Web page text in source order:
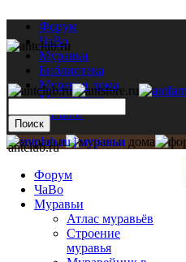
Форум
ЧаВо
Муравьи
Библиотека
Муравьи дома
Мастерская
Каталог
antclub.ru
Форум
ЧаВо
Муравьи
Атлас муравьёв
Строение
муравья